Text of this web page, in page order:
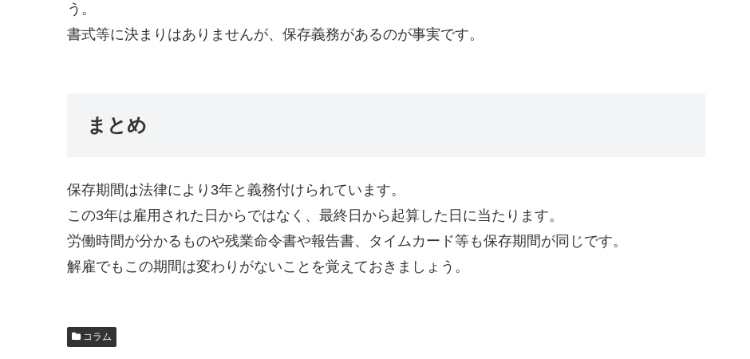
う。
書式等に決まりはありませんが、保存義務があるのが事実です。
まとめ
保存期間は法律により3年と義務付けられています。
この3年は雇用された日からではなく、最終日から起算した日に当たります。
労働時間が分かるものや残業命令書や報告書、タイムカード等も保存期間が同じです。
解雇でもこの期間は変わりがないことを覚えておきましょう。
コラム